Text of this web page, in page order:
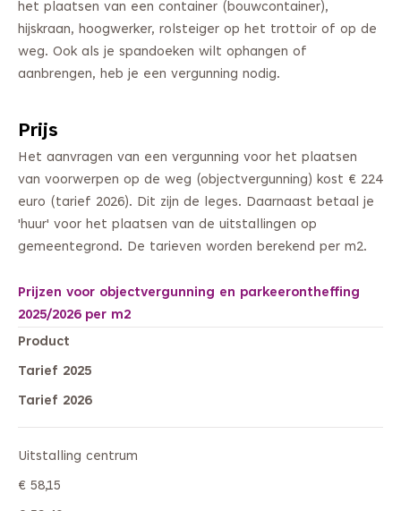
het plaatsen van een container (bouwcontainer),
hijskraan, hoogwerker, rolsteiger op het trottoir of op de
weg. Ook als je spandoeken wilt ophangen of
aanbrengen, heb je een vergunning nodig.
Prijs
Het aanvragen van een vergunning voor het plaatsen
van voorwerpen op de weg (objectvergunning) kost € 224
euro (tarief 2026). Dit zijn de leges. Daarnaast betaal je
'huur' voor het plaatsen van de uitstallingen op
gemeentegrond. De tarieven worden berekend per m2.
Prijzen voor objectvergunning en parkeerontheffing
2025/2026 per m2
Product
Tarief 2025
Tarief 2026
Uitstalling centrum
€ 58,15